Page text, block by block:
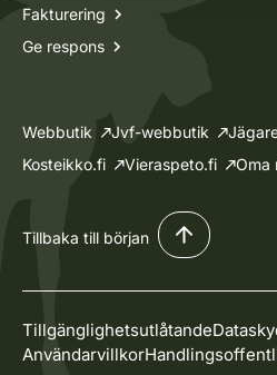
Fakturering
Ge respons
Webbutik Jvf-webbutik
Kosteikko.fi
Vieraspeto.fi Oma
Tillbaka till början
Tillgänglighetsutlåtande
Användarvillkor